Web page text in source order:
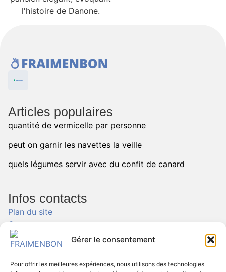
Gérer le consentement
Pour offrir les meilleures expériences, nous utilisons des technologies
Articles populaires
quantité de vermicelle par personne
peut on garnir les navettes la veille
quels légumes servir avec du confit de canard
Infos contacts
Plan du site
Contact
Politique de Cookies
Politique de confidentialité
Mentions légales